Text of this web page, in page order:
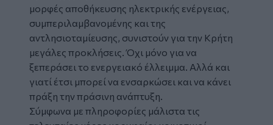
μορφές αποθήκευσης ηλεκτρικής ενέργειας,
συμπεριλαμβανομένης και της
αντλησιοταμίευσης, συνιστούν για την Κρήτη
μεγάλες προκλήσεις. Όχι μόνο για να
ξεπεράσει το ενεργειακό έλλειμμα. Αλλά και
γιατί έτσι μπορεί να ενσαρκώσει και να κάνει
πράξη την πράσινη ανάπτυξη.
Σύμφωνα με πληροφορίες μάλιστα τις